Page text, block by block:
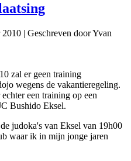
2010 | Geschreven door Yvan
zal er geen training
wegens de vakantieregeling.
een training op een
Bushido Eksel.
judoka's van Eksel van 19h00
waar ik in mijn jonge jaren